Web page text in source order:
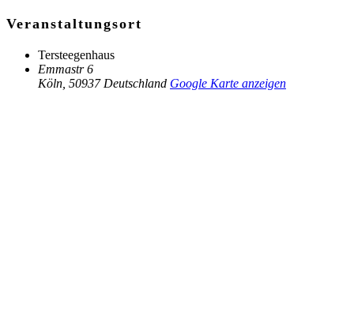
Veranstaltungsort
Tersteegenhaus
Emmastr 6
Köln 50937 Deutschland Google Karte anzeigen